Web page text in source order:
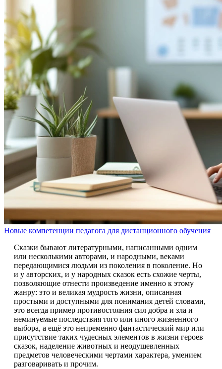
Новые компетенции педагога для дистанционного обучения
Сказки бывают литературными, написанными одним
или несколькими авторами, и народными, веками
передающимися людьми из поколения в поколение. Но
и у авторских, и у народных сказок есть схожие черты,
позволяющие отнести произведение именно к этому
жанру: это и великая мудрость жизни, описанная
простыми и доступными для понимания детей словами,
это всегда пример противостояния сил добра и зла и
неминуемые последствия того или иного жизненного
выбора, а ещё это непременно фантастический мир или
присутствие таких чудесных элементов в жизни героев
сказок, наделение животных и неодушевленных
предметов человеческими чертами характера, умением
разговаривать и прочим.